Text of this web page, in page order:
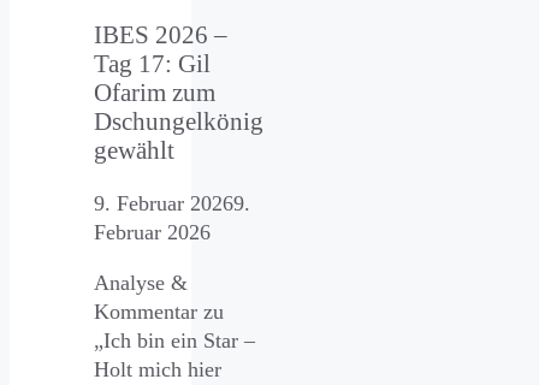
IBES 2026 –
Tag 17: Gil
Ofarim zum
Dschungelkönig
gewählt
9. Februar 20269.
Februar 2026
Analyse &
Kommentar zu
„Ich bin ein Star –
Holt mich hier